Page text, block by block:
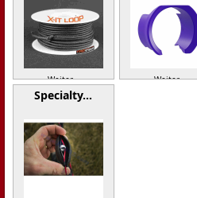
Weiter » Weiter »
Specialty…